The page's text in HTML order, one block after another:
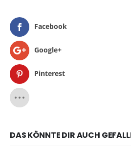
Facebook
Google+
Pinterest
DAS KÖNNTE DIR AUCH